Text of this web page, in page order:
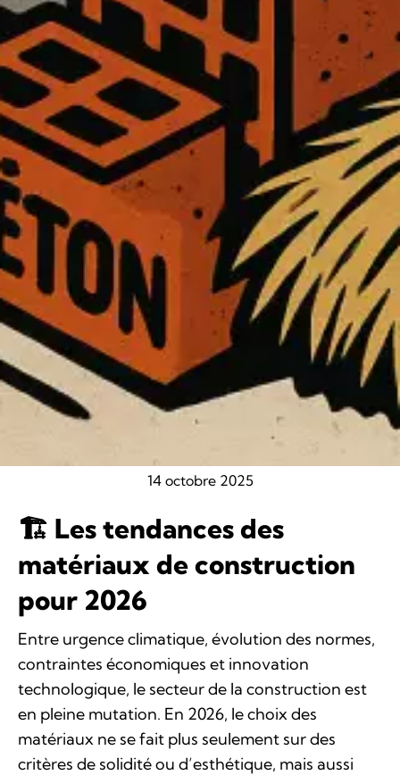
14 octobre 2025
🏗️ Les tendances des
matériaux de construction
pour 2026
Entre urgence climatique, évolution des normes,
contraintes économiques et innovation
technologique, le secteur de la construction est
en pleine mutation. En 2026, le choix des
matériaux ne se fait plus seulement sur des
critères de solidité ou d’esthétique, mais aussi